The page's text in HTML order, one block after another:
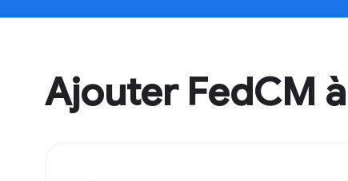
Ajouter FedCM